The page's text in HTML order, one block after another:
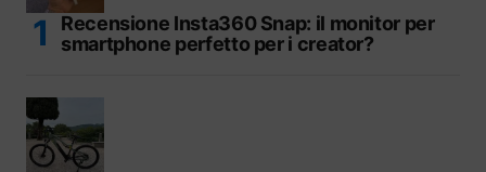
Recensione Insta360 Snap: il monitor per
smartphone perfetto per i creator?